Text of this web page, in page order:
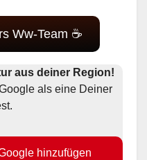
Ww-Team ☕
aus deiner Region!
als eine Deiner
hinzufügen